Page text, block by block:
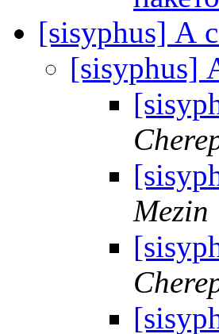
[sisyphus] А
[sisyphus]
Mezin